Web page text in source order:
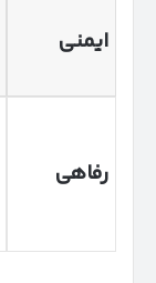
ایمنی
رفاهی